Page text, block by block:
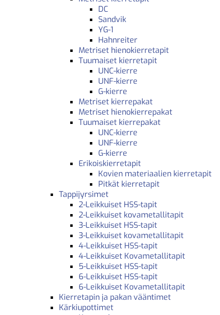
DC
Sandvik
YG-1
Hahnreiter
Metriset hienokierretapit
Tuumaiset kierretapit
UNC-kierre
UNF-kierre
G-kierre
Metriset kierrepakat
Metriset hienokierrepakat
Tuumaiset kierrepakat
UNC-kierre
UNF-kierre
G-kierre
Erikoiskierretapit
Kovien materiaalien kierretapit
Pitkät kierretapit
Tappijyrsimet
2-Leikkuiset HSS-tapit
2-Leikkuiset kovametallitapit
3-Leikkuiset HSS-tapit
3-Leikkuiset kovametallitapit
4-Leikkuiset HSS-tapit
4-Leikkuiset Kovametallitapit
5-Leikkuiset HSS-tapit
6-Leikkuiset HSS-tapit
6-Leikkuiset Kovametallitapit
Kierretapin ja pakan vääntimet
Kärkiupottimet